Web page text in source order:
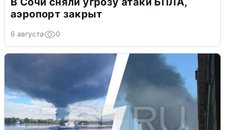
аэропорт закрыт
6 августа 0